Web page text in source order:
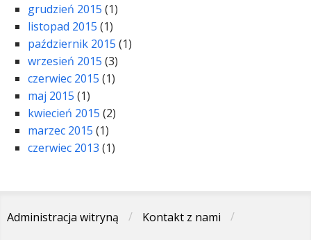
grudzień 2015 (1)
listopad 2015 (1)
październik 2015 (1)
wrzesień 2015 (3)
czerwiec 2015 (1)
maj 2015 (1)
kwiecień 2015 (2)
marzec 2015 (1)
czerwiec 2013 (1)
Administracja witryną
Kontakt z nami